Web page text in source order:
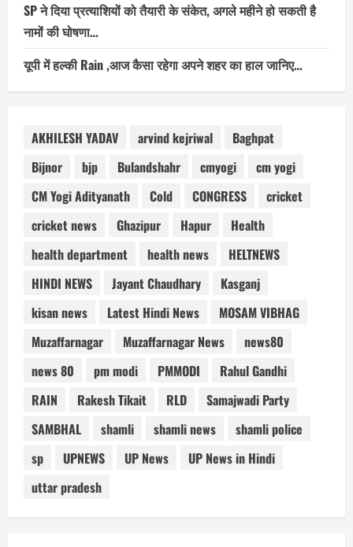
SP ने दिया प्रत्याशियों को तैयारी के संकेत, अगले महीने हो सकती है
नामों की घोषणा…
यूपी में हल्की Rain ,आज कैसा रहेगा अपने शहर का हाल जानिए…
AKHILESH YADAV arvind kejriwal
Baghpat
Bijnor
bjp Bulandshahr cmyogi
cm yogi
CM Yogi Adityanath
Cold CONGRESS
cricket
cricket news
Ghazipur Hapur
Health
health department
health news
HELTNEWS
HINDI NEWS
Jayant Chaudhary
Kasganj
kisan news
Latest Hindi News
MOSAM VIBHAG
Muzaffarnagar
Muzaffarnagar News
news80
news 80
pm modi PMMODI
Rahul Gandhi
RAIN
Rakesh Tikait RLD
Samajwadi Party
SAMBHAL
shamli shamli news
shamli police
sp
UPNEWS UP News
UP News in Hindi
uttar pradesh